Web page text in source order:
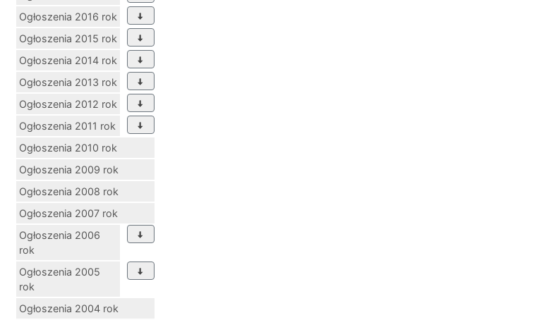
Ogłoszenia 2016 rok
Ogłoszenia 2015 rok
Ogłoszenia 2014 rok
Ogłoszenia 2013 rok
Ogłoszenia 2012 rok
Ogłoszenia 2011 rok
Ogłoszenia 2010 rok
Ogłoszenia 2009 rok
Ogłoszenia 2008 rok
Ogłoszenia 2007 rok
Ogłoszenia 2006
rok
Ogłoszenia 2005
rok
Ogłoszenia 2004 rok